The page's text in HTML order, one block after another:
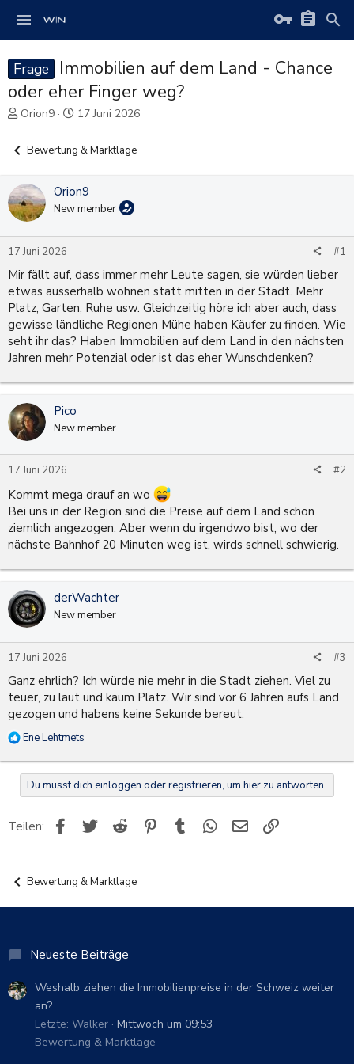
Frage
Immobilien auf dem Land - Chance
oder eher Finger weg?
E
s
t
l
l
e
r
Orion9
E
t
l
l
a
17 Juni 2026
Bewertung & Marktlage
Orion9
New member
17 Juni 2026 #1
Mir fällt auf, dass immer mehr Leute sagen, sie würden lieber
etwas ausserhalb wohnen statt mitten in der Stadt. Mehr
Platz, Garten, Ruhe usw. Gleichzeitig höre ich aber auch, dass
gewisse ländliche Regionen Mühe haben Käufer zu finden. Wie
seht ihr das? Haben Immobilien auf dem Land in den nächsten
Jahren mehr Potenzial oder ist das eher Wunschdenken?
Pico
New member
17 Juni 2026 #2
Kommt mega drauf an wo
Bei uns in der Region sind die Preise auf dem Land schon
ziemlich angezogen. Aber wenn du irgendwo bist, wo der
nächste Bahnhof 20 Minuten weg ist, wirds schnell schwierig.
derWachter
New member
17 Juni 2026 #3
Ganz ehrlich? Ich würde nie mehr in die Stadt ziehen. Viel zu
teuer, zu laut und kaum Platz. Wir sind vor 6 Jahren aufs Land
gezogen und habens keine Sekunde bereut.
R
a
t
o
Ene Lehtmets
Du musst dich einloggen oder registrieren, um hier zu antworten.
Teilen: Facebook
TwitterReddit Pinterest
TumblrWhatsApp
E-MailLink
Bewertung & Marktlage
Neueste Beiträge
Weshalb ziehen die Immobilienpreise in der Schweiz weiter
an?
Letzte: Walker Mittwoch um 09:53
Bewertung & Marktlage